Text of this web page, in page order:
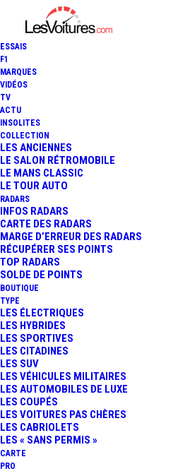
ESSAIS
F1
MARQUES
VIDÉOS
TV
ACTU
INSOLITES
COLLECTION
LES ANCIENNES
LE SALON RÉTROMOBILE
LE MANS CLASSIC
LE TOUR AUTO
RADARS
INFOS RADARS
CARTE DES RADARS
MARGE D’ERREUR DES RADARS
RÉCUPÉRER SES POINTS
TOP RADARS
SOLDE DE POINTS
BOUTIQUE
TYPE
LES ÉLECTRIQUES
LES HYBRIDES
LES SPORTIVES
LES CITADINES
LES SUV
LES VÉHICULES MILITAIRES
LES AUTOMOBILES DE LUXE
LES COUPÉS
LES VOITURES PAS CHÈRES
LES CABRIOLETS
LES « SANS PERMIS »
CARTE
PRO
BAC MONO R :
SPORTIF "MADE IN